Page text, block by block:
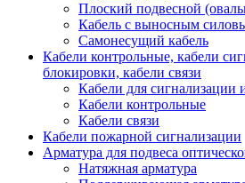
Плоский подвесной
Кабель с выносным
Самонесущий кабель
Кабели контрольные, кабели
блокировки, кабели связи
Кабели для сигнализации
Кабели контрольные
Кабели связи
Кабели пожарной сигнализации
Арматура для подвеса
Натяжная арматура